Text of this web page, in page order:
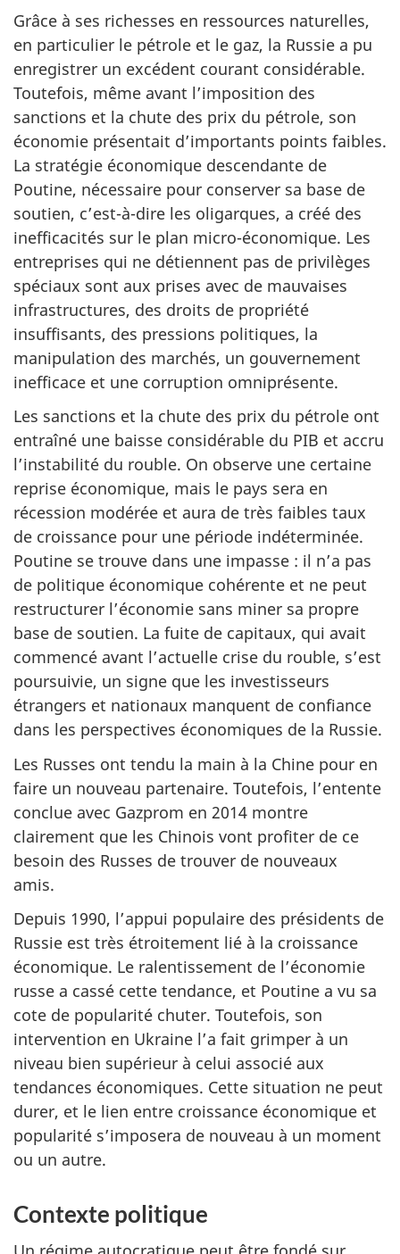
Grâce à ses richesses en ressources naturelles,
en particulier le pétrole et le gaz, la Russie a pu
enregistrer un excédent courant considérable.
Toutefois, même avant l’imposition des
sanctions et la chute des prix du pétrole, son
économie présentait d’importants points faibles.
La stratégie économique descendante de
Poutine, nécessaire pour conserver sa base de
soutien, c’est-à-dire les oligarques, a créé des
inefficacités sur le plan micro-économique. Les
entreprises qui ne détiennent pas de privilèges
spéciaux sont aux prises avec de mauvaises
infrastructures, des droits de propriété
insuffisants, des pressions politiques, la
manipulation des marchés, un gouvernement
inefficace et une corruption omniprésente.
Les sanctions et la chute des prix du pétrole ont
entraîné une baisse considérable du PIB et accru
l’instabilité du rouble. On observe une certaine
reprise économique, mais le pays sera en
récession modérée et aura de très faibles taux
de croissance pour une période indéterminée.
Poutine se trouve dans une impasse : il n’a pas
de politique économique cohérente et ne peut
restructurer l’économie sans miner sa propre
base de soutien. La fuite de capitaux, qui avait
commencé avant l’actuelle crise du rouble, s’est
poursuivie, un signe que les investisseurs
étrangers et nationaux manquent de confiance
dans les perspectives économiques de la Russie.
Les Russes ont tendu la main à la Chine pour en
faire un nouveau partenaire. Toutefois, l’entente
conclue avec Gazprom en 2014 montre
clairement que les Chinois vont profiter de ce
besoin des Russes de trouver de nouveaux
amis.
Depuis 1990, l’appui populaire des présidents de
Russie est très étroitement lié à la croissance
économique. Le ralentissement de l’économie
russe a cassé cette tendance, et Poutine a vu sa
cote de popularité chuter. Toutefois, son
intervention en Ukraine l’a fait grimper à un
niveau bien supérieur à celui associé aux
tendances économiques. Cette situation ne peut
durer, et le lien entre croissance économique et
popularité s’imposera de nouveau à un moment
ou un autre.
Contexte politique